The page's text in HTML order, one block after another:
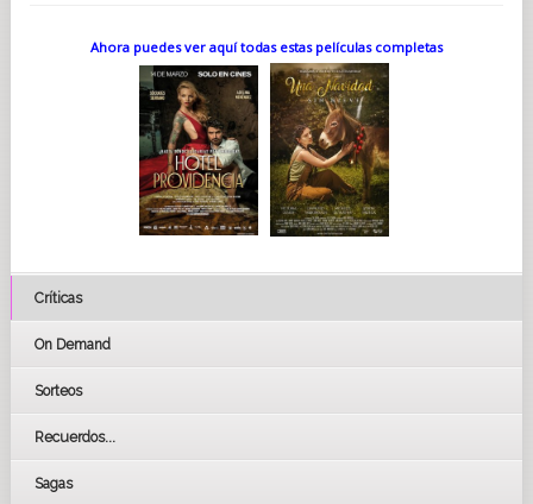
Ahora puedes ver aquí todas estas películas completas
Críticas
On Demand
Sorteos
Recuerdos...
Sagas